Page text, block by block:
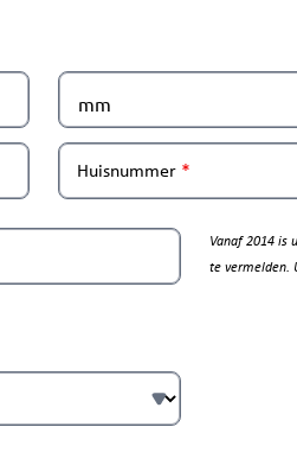
Huisnummer
Vanaf 2014 is
te vermelden.